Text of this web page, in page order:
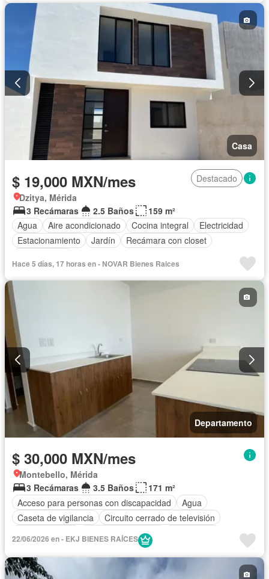
Casa
$ 19,000 MXN/mes
Destacado
Dzitya, Mérida
3 Recámaras
2.5 Baños
159 m²
Agua
Aire acondicionado Cocina integral
Electricidad
Estacionamiento
Jardín
Recámara con closet
Hace 5 días, 17 horas en - NOVAR Bienes Raices
Departamento
$ 30,000 MXN/mes
Montebello, Mérida
3 Recámaras
3.5 Baños
171 m²
Acceso para personas con discapacidad
Agua
Caseta de vigilancia
Circuito cerrado de televisión
Cuarto de Limpieza
Gimnasio
Jardín
Despacho
Recámara con closet Seguridad
22/06/2026 en - EKJ BIENES RAÍCES